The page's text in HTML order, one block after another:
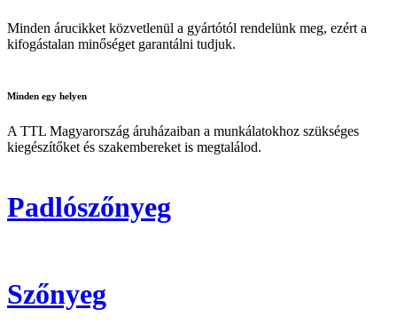
Minden árucikket közvetlenül a gyártótól rendelünk meg, ezért a
kifogástalan minőséget garantálni tudjuk.
Minden egy helyen
A TTL Magyarország áruházaiban a munkálatokhoz szükséges
kiegészítőket és szakembereket is megtalálod.
Padlószőnyeg
Szőnyeg